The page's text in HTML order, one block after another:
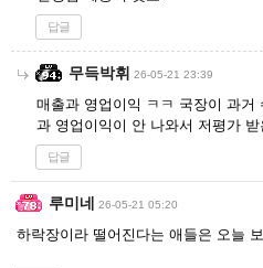
답글
무득박휘 26-05-21 23:39
매출과 영업이익 ㅋㅋ 국장이 과거
과 영업이익이 안 나와서 저평가 받
답글
루미네 26-05-21 05:20
하락장이라 떨어진다는 애들은 오늘